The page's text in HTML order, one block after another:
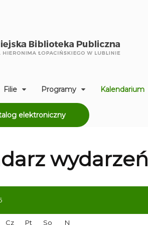
Filie Programy Kalendarium
elektroniczny
wydarzeń
Cz Pt So N